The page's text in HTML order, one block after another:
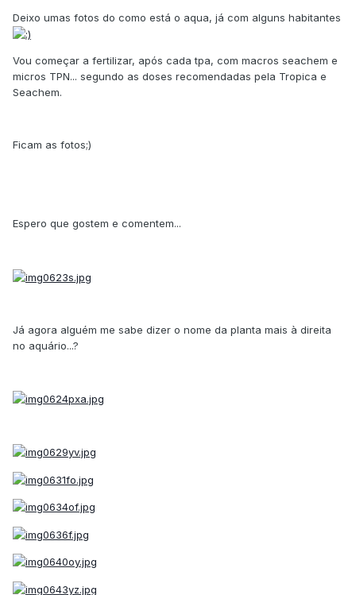
Deixo umas fotos do como está o aqua, já com alguns habitantes
Vou começar a fertilizar, após cada tpa, com macros seachem e
micros TPN... segundo as doses recomendadas pela Tropica e
Seachem.
Ficam as fotos;)
Espero que gostem e comentem...
Já agora alguém me sabe dizer o nome da planta mais à direita
no aquário...?